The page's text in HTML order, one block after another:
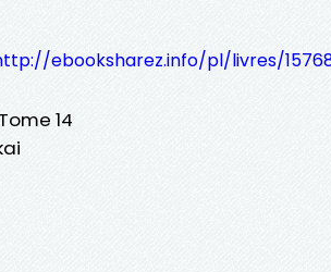
ebooksharez.info/pl/livres/
14